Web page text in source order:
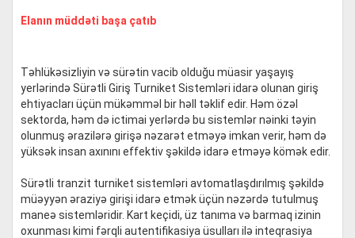
Elanın müddəti başa çatıb
Təhlükəsizliyin və sürətin vacib olduğu müasir yaşayış
yerlərində Sürətli Giriş Turniket Sistemləri idarə olunan giriş
ehtiyacları üçün mükəmməl bir həll təklif edir. Həm özəl
sektorda, həm də ictimai yerlərdə bu sistemlər nəinki təyin
olunmuş ərazilərə girişə nəzarət etməyə imkan verir, həm də
yüksək insan axınını effektiv şəkildə idarə etməyə kömək edir.
Sürətli tranzit turniket sistemləri avtomatlaşdırılmış şəkildə
müəyyən əraziyə girişi idarə etmək üçün nəzərdə tutulmuş
maneə sistemləridir. Kart keçidi, üz tanıma və barmaq izinin
oxunması kimi fərqli autentifikasiya üsulları ilə inteqrasiya